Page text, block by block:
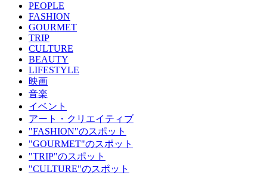
PEOPLE
FASHION
GOURMET
TRIP
CULTURE
BEAUTY
LIFESTYLE
映画
音楽
イベント
アート・クリエイティブ
"FASHION"のスポット
"GOURMET"のスポット
"TRIP"のスポット
"CULTURE"のスポット